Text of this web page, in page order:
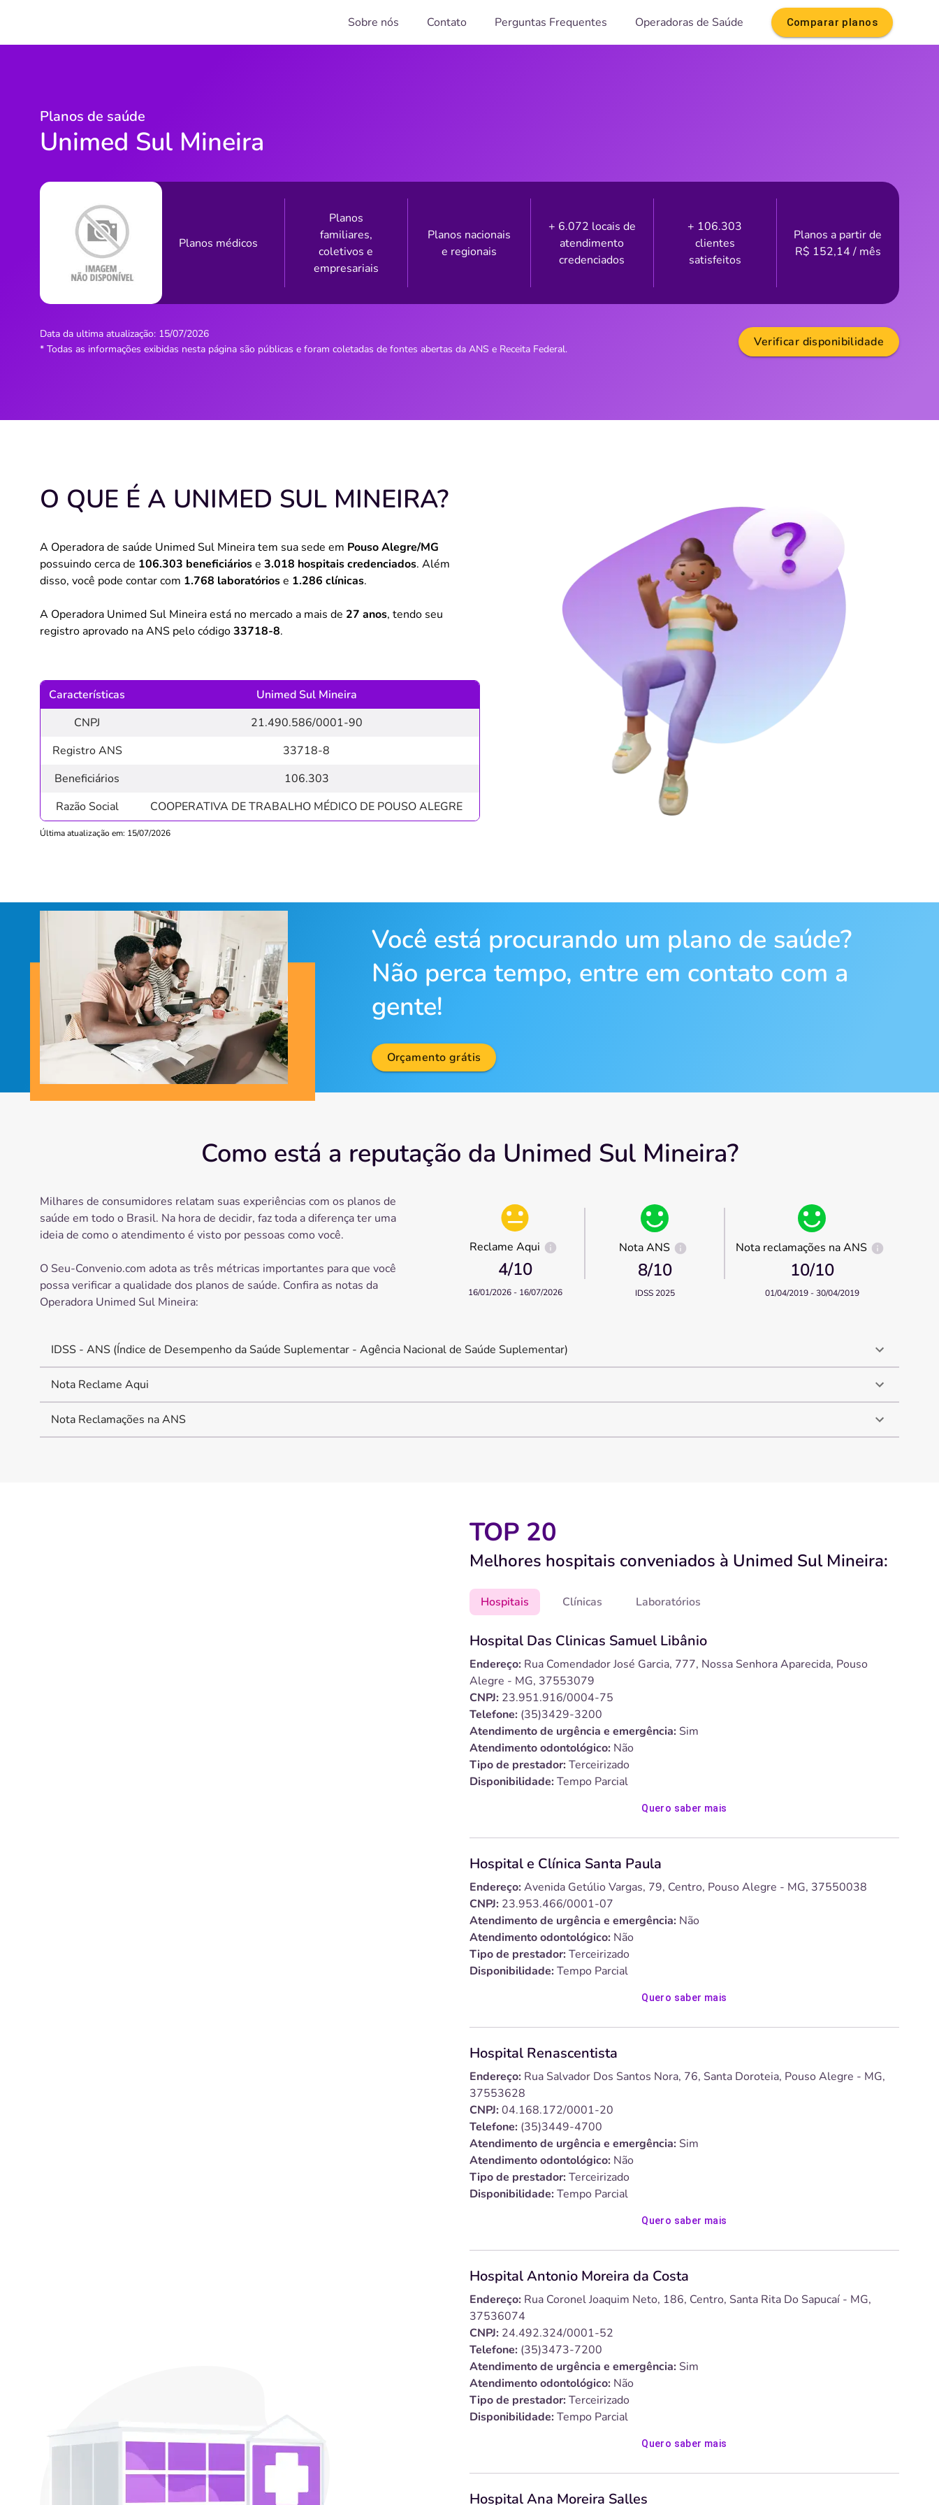
Sobre nós Contato Perguntas Frequentes Operadoras de Saúde Comparar planos
Planos de saúde
Unimed Sul Mineira
Planos médicos
Planos
familiares,
coletivos e
empresariais
Planos nacionais
e regionais
+ 6.072 locais de
atendimento
credenciados
+ 106.303
clientes
satisfeitos
Planos a partir de
R$ 152,14/ mês
Data da ultima atualização: 15/07/2026
* Todas as informações exibidas nesta página são públicas e foram coletadas de fontes abertas da ANS e Receita Federal.
Verificar disponibilidade
O QUE É A UNIMED SUL MINEIRA?
A Operadora de saúde Unimed Sul Mineira tem sua sede em Pouso Alegre/MG
possuindo cerca de 106.303 beneficiáriose 3.018 hospitais credenciados. Além
disso, você pode contar com 1.768 laboratóriose 1.286 clínicas.
A Operadora Unimed Sul Mineira está no mercado a mais de 27 anos, tendo seu
registro aprovado na ANS pelo código33718-8.
Características
Unimed Sul Mineira
CNPJ
21.490.586/0001-90
Registro ANS
33718-8
Beneficiários
106.303
Razão Social
COOPERATIVA DE TRABALHO MÉDICO DE POUSO ALEGRE
Última atualização em: 15/07/2026
Você está procurando um plano de saúde?
Não perca tempo, entre em contato com a
gente!
Orçamento grátis
Como está a reputação da Unimed Sul Mineira?
Milhares de consumidores relatam suas experiências com os planos de
saúde em todo o Brasil. Na hora de decidir, faz toda a diferença ter uma
ideia de como o atendimento é visto por pessoas como você.
O Seu-Convenio.com adota as três métricas importantes para que você
possa verificar a qualidade dos planos de saúde. Confira as notas da
Operadora Unimed Sul Mineira:
Reclame Aqui
4/10
16/01/2026 - 16/07/2026
Nota ANS
8/10
IDSS 2025
Nota reclamações na ANS
10/10
01/04/2019 - 30/04/2019
IDSS - ANS (Índice de Desempenho da Saúde Suplementar - Agência Nacional de Saúde Suplementar)
Nota Reclame Aqui
Nota Reclamações na ANS
TOP 20
Melhores hospitais conveniados à Unimed Sul Mineira:
Hospitais Clínicas Laboratórios
Hospital Das Clinicas Samuel Libânio
Endereço: Rua Comendador José Garcia, 777, Nossa Senhora Aparecida, Pouso
Alegre - MG, 37553079
CNPJ: 23.951.916/0004-75
Telefone: (35)3429-3200
Atendimento de urgência e emergência: Sim
Atendimento odontológico: Não
Tipo de prestador:Terceirizado
Disponibilidade:Tempo Parcial
Quero saber mais
Hospital e Clínica Santa Paula
Endereço:Avenida Getúlio Vargas, 79, Centro, Pouso Alegre - MG, 37550038
CNPJ: 23.953.466/0001-07
Atendimento de urgência e emergência: Não
Atendimento odontológico: Não
Tipo de prestador:Terceirizado
Disponibilidade:Tempo Parcial
Quero saber mais
Hospital Renascentista
Endereço: Rua Salvador Dos Santos Nora, 76, Santa Doroteia, Pouso Alegre - MG,
37553628
CNPJ:04.168.172/0001-20
Telefone: (35)3449-4700
Atendimento de urgência e emergência: Sim
Atendimento odontológico: Não
Tipo de prestador:Terceirizado
Disponibilidade:Tempo Parcial
Quero saber mais
Hospital Antonio Moreira da Costa
Endereço: Rua Coronel Joaquim Neto, 186, Centro, Santa Rita Do Sapucaí - MG,
37536074
CNPJ: 24.492.324/0001-52
Telefone: (35)3473-7200
Atendimento de urgência e emergência: Sim
Atendimento odontológico: Não
Tipo de prestador:Terceirizado
Disponibilidade:Tempo Parcial
Quero saber mais
Hospital Ana Moreira Salles